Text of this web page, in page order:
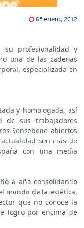
05 enero, 2012
su profesionalidad y
una de las cadenas
especializada en
y homologada, así
de sus trabajadores
Sensebene abiertos
son más de
con una media
a año consolidando
mundo de la estética,
que no conoce la
logro por encima de